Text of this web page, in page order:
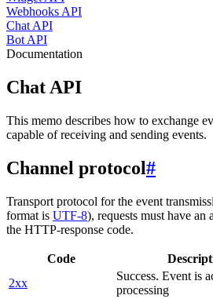
Webhooks API
Chat API
Bot API
Documentation
Chat API
This memo describes how to exchange
capable of receiving and sending events.
Channel protocol#
Transport protocol for the event
format is UTF-8), requests must have an
the HTTP-response code.
Code
2xx
Success. Event is
processing